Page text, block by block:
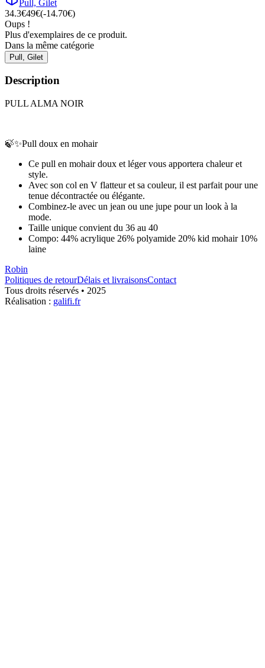
Pull, Gilet
34.3€49€(-14.70€)
Oups !
Plus d'exemplaires de ce produit.
Dans la même catégorie
Pull, Gilet
Description
PULL ALMA NOIR
🍃✨Pull doux en mohair
Ce pull en mohair doux et léger vous apportera chaleur et
style.
Avec son col en V flatteur et sa couleur, il est parfait pour une
tenue décontractée ou élégante.
Combinez-le avec un jean ou une jupe pour un look à la
mode.
Taille unique convient du 36 au 40
Compo: 44% acrylique 26% polyamide 20% kid mohair 10%
laine
Robin
Politiques de retourDélais et livraisonsContact
Tous droits réservés • 2025
Réalisation : galifi.fr